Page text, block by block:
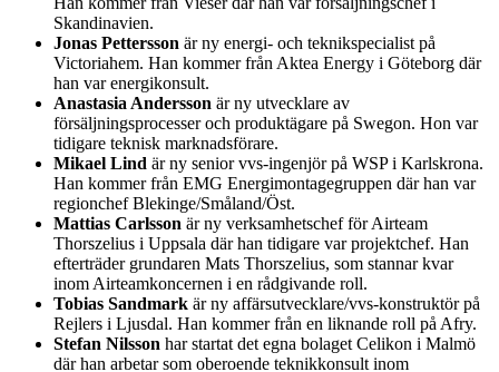
Skandinavien.
Jonas Pettersson är ny energi- och teknikspecialist på
Victoriahem. Han kommer från Aktea Energy i Göteborg där
han var energikonsult.
Anastasia Andersson är ny utvecklare av
försäljningsprocesser och produktägare på Swegon. Hon var
tidigare teknisk marknadsförare.
Mikael Lind är ny senior vvs-ingenjör på WSP i Karlskrona.
Han kommer från EMG Energimontagegruppen där han var
regionchef Blekinge/Småland/Öst.
Mattias Carlsson är ny verksamhetschef för Airteam
Thorszelius i Uppsala där han tidigare var projektchef. Han
efterträder grundaren Mats Thorszelius, som stannar kvar
inom Airteamkoncernen i en rådgivande roll.
Tobias Sandmark är ny affärsutvecklare/vvs-konstruktör på
Rejlers i Ljusdal. Han kommer från en liknande roll på Afry.
Stefan Nilsson har startat det egna bolaget Celikon i Malmö
där han arbetar som oberoende teknikkonsult inom